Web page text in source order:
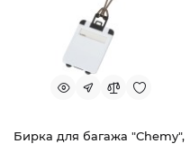
Бирка для багажа "Chemy",